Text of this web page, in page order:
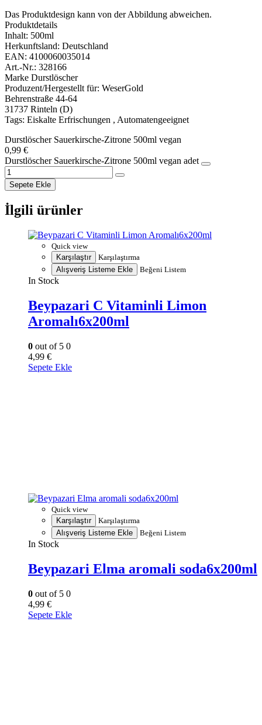
Das Produktdesign kann von der Abbildung abweichen.
Produktdetails
Inhalt: 500ml
Herkunftsland: Deutschland
EAN: 4100060035014
Art.-Nr.: 328166
Marke Durstlöscher
Produzent/Hergestellt für: WeserGold
Behrenstraße 44-64
31737 Rinteln (D)
Tags: Eiskalte Erfrischungen , Automatengeeignet
Durstlöscher Sauerkirsche-Zitrone 500ml vegan
0,99 €
Durstlöscher Sauerkirsche-Zitrone 500ml vegan adet
Sepete Ekle
İlgili ürünler
Quick view
Karşılaştır
Karşılaştırma
Alışveriş Listeme Ekle
Beğeni Listem
In Stock
Beypazari C Vitaminli Limon
Aromalı6x200ml
0 out of 5 0
4,99 €
Sepete Ekle
Quick view
Karşılaştır
Karşılaştırma
Alışveriş Listeme Ekle
Beğeni Listem
In Stock
Beypazari Elma aromali soda6x200ml
0 out of 5 0
4,99 €
Sepete Ekle